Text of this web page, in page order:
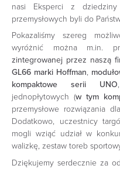
nasi Eksperci z
przemysłowych byli do
Pokazaliśmy szereg
wyróżnić można m.in.
zintegrowanej przez naszą
GL66 marki Hoffman,
kompaktowe serii UNO
jednopłytowych (w tym
przemysłowe rozwiązania
Dodatkowo, uczestnicy
mogli wziąć udział w
walizkę, zestaw toreb
Dziękujemy serdecznie za